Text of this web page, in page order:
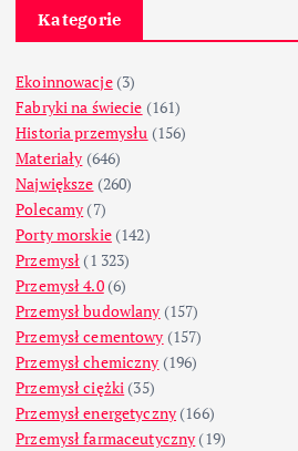
Kategorie
Ekoinnowacje(3)
Fabryki na świecie (161)
Historia przemysłu (156)
Materiały (646)
Największe (260)
Polecamy (7)
Porty morskie(142)
Przemysł (1 323)
Przemysł 4.0(6)
Przemysł budowlany (157)
Przemysł cementowy (157)
Przemysł chemiczny (196)
Przemysł ciężki (35)
Przemysł energetyczny (166)
Przemysł farmaceutyczny (19)